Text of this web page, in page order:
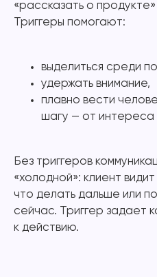
«рассказать о
Триггеры помогают:
выделиться среди
удержать внимание,
плавно вести
шагу — от интереса
Без триггеров
«холодной»: клиент
что делать дальше или
сейчас. Триггер задает
к действию.